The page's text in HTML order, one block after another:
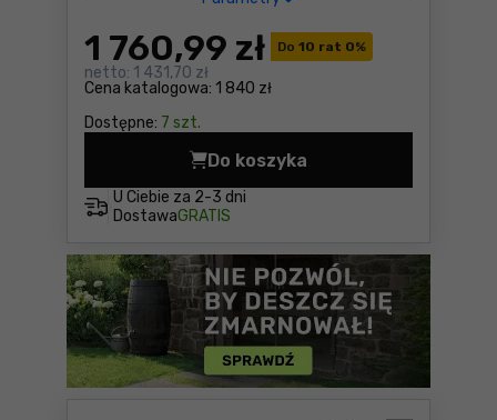
Do 10 rat 0%
Cena katalogowa: 1 840 zł
1 760,99 zł
netto: 1 431,70 zł
Dostępne: 7 szt.
U Ciebie za 2-3 dni
DostawaGRATIS
Do koszyka
Nagrzewnica gazowa 53kW